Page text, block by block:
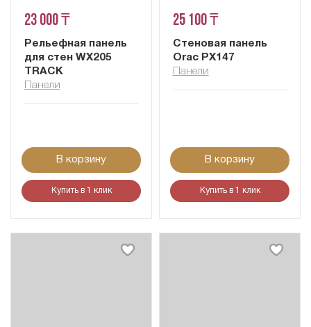
23 000 ₸
Рельефная панель
для стен WX205
TRACK
Панели
В корзину
Купить в 1 клик
25 100 ₸
Стеновая панель
Orac PX147
Панели
В корзину
Купить в 1 клик